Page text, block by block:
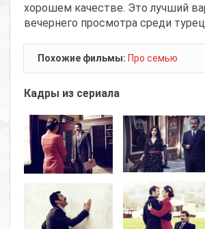
хорошем качестве. Это лучший
вечернего просмотра среди
Похожие фильмы: Про семью
Кадры из сериала